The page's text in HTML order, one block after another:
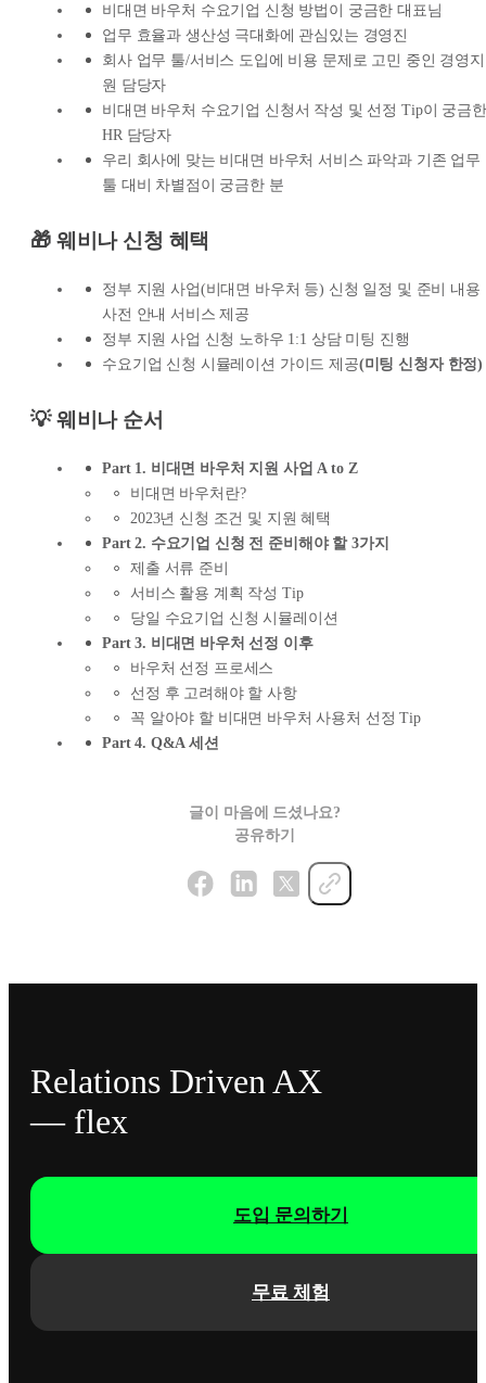
비대면 바우처 수요기업 신청 방법이 궁금한 대표님
업무 효율과 생산성 극대화에 관심있는 경영진
회사 업무 툴/서비스 도입에 비용 문제로 고민 중인 경영지
원 담당자
비대면 바우처 수요기업 신청서 작성 및 선정 Tip이 궁금한
HR 담당자
우리 회사에 맞는 비대면 바우처 서비스 파악과 기존 업무
툴 대비 차별점이 궁금한 분
🎁 웨비나 신청 혜택
정부 지원 사업(비대면 바우처 등) 신청 일정 및 준비 내용
사전 안내 서비스 제공
정부 지원 사업 신청 노하우 1:1 상담 미팅 진행
수요기업 신청 시뮬레이션 가이드 제공(미팅 신청자 한정)
💡 웨비나 순서
Part 1. 비대면 바우처 지원 사업 A to Z
비대면 바우처란?
2023년 신청 조건 및 지원 혜택
Part 2. 수요기업 신청 전 준비해야 할 3가지
제출 서류 준비
서비스 활용 계획 작성 Tip
당일 수요기업 신청 시뮬레이션
Part 3. 비대면 바우처 선정 이후
바우처 선정 프로세스
선정 후 고려해야 할 사항
꼭 알아야 할 비대면 바우처 사용처 선정 Tip
Part 4. Q&A 세션
글이 마음에 드셨나요?
공유하기
Relations Driven AX
— flex
무료 체험
도입 문의하기